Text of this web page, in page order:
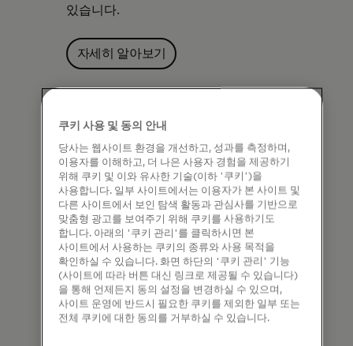
있습니다.
자세히 알아보기
쿠키 사용 및 동의 안내
당사는 웹사이트 환경을 개선하고, 성과를 측정하며,
이용자를 이해하고, 더 나은 사용자 경험을 제공하기
위해 쿠키 및 이와 유사한 기술(이하 '쿠키')을
사용합니다. 일부 사이트에서는 이용자가 본 사이트 및
다른 사이트에서 보인 탐색 활동과 관심사를 기반으로
맞춤형 광고를 보여주기 위해 쿠키를 사용하기도
합니다. 아래의 '쿠키 관리'를 클릭하시면 본
사이트에서 사용하는 쿠키의 종류와 사용 목적을
확인하실 수 있습니다. 화면 하단의 '쿠키 관리' 기능
(사이트에 따라 버튼 대신 링크로 제공될 수 있습니다)
을 통해 언제든지 동의 설정을 변경하실 수 있으며,
사이트 운영에 반드시 필요한 쿠키를 제외한 일부 또는
전체 쿠키에 대한 동의를 거부하실 수 있습니다.